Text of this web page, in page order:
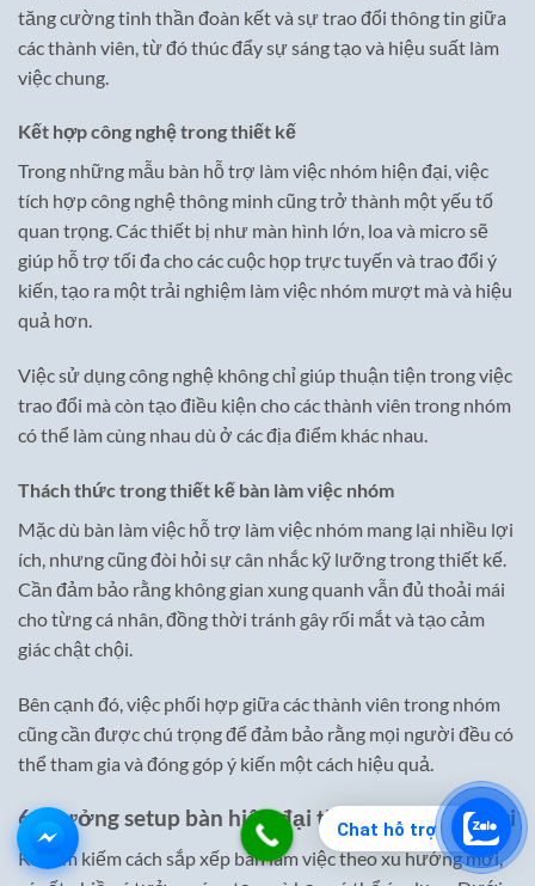
Chat hỗ trợ
tăng cường tinh thần đoàn kết và sự trao đổi thông tin giữa
các thành viên, từ đó thúc đẩy sự sáng tạo và hiệu suất làm
việc chung.
Kết hợp công nghệ trong thiết kế
Trong những mẫu bàn hỗ trợ làm việc nhóm hiện đại, việc
tích hợp công nghệ thông minh cũng trở thành một yếu tố
quan trọng. Các thiết bị như màn hình lớn, loa và micro sẽ
giúp hỗ trợ tối đa cho các cuộc họp trực tuyến và trao đổi ý
kiến, tạo ra một trải nghiệm làm việc nhóm mượt mà và hiệu
quả hơn.
Việc sử dụng công nghệ không chỉ giúp thuận tiện trong việc
trao đổi mà còn tạo điều kiện cho các thành viên trong nhóm
có thể làm cùng nhau dù ở các địa điểm khác nhau.
Thách thức trong thiết kế bàn làm việc nhóm
Mặc dù bàn làm việc hỗ trợ làm việc nhóm mang lại nhiều lợi
ích, nhưng cũng đòi hỏi sự cân nhắc kỹ lưỡng trong thiết kế.
Cần đảm bảo rằng không gian xung quanh vẫn đủ thoải mái
cho từng cá nhân, đồng thời tránh gây rối mắt và tạo cảm
giác chật chội.
Bên cạnh đó, việc phối hợp giữa các thành viên trong nhóm
cũng cần được chú trọng để đảm bảo rằng mọi người đều có
thể tham gia và đóng góp ý kiến một cách hiệu quả.
6 ý tưởng setup bàn hiện đại theo xu hướng mới
Khi tìm kiếm cách sắp xếp bàn làm việc theo xu hướng mới,